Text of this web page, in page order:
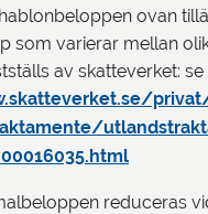
ovan
som varierar mellan
av skatteverket: se
reduceras